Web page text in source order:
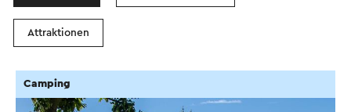
Attraktionen
Camping